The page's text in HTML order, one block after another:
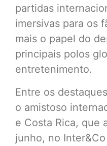
partidas
imersivas para os
mais o papel do
principais polos
entretenimento.
Entre os
o amistoso
e Costa Rica, que
junho, no